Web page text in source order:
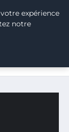
expérience
notre